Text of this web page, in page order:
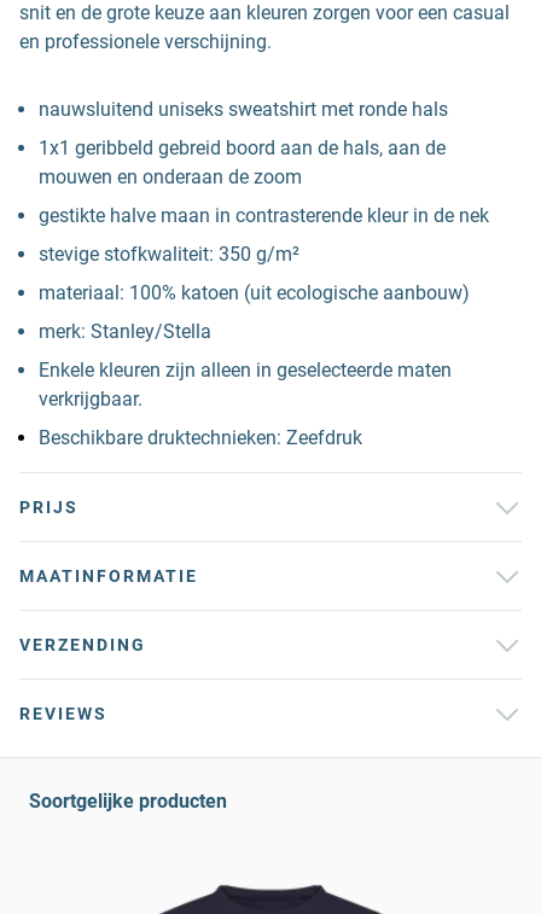
snit en de grote keuze aan kleuren zorgen voor een casual
en professionele verschijning.
nauwsluitend uniseks sweatshirt met ronde hals
1x1 geribbeld gebreid boord aan de hals, aan de
mouwen en onderaan de zoom
gestikte halve maan in contrasterende kleur in de nek
stevige stofkwaliteit: 350 g/m²
materiaal: 100% katoen (uit ecologische aanbouw)
merk: Stanley/Stella
Enkele kleuren zijn alleen in geselecteerde maten
verkrijgbaar.
Beschikbare druktechnieken: Zeefdruk
PRIJS
MAATINFORMATIE
VERZENDING
REVIEWS
Soortgelijke producten